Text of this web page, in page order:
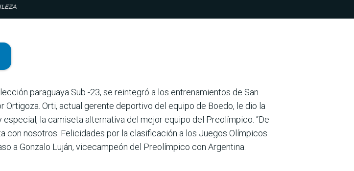
paraguaya Sub -23, se reintegró a los entrenamientos de San
Orti, actual gerente deportivo del equipo de Boedo, le dio la
la camiseta alternativa del mejor equipo del Preolímpico. “De
con nosotros. Felicida­des por la clasificación a los Jue­gos Olímpicos
a Gonzalo Luján, vicecampeón del Preo­límpico con Argentina.